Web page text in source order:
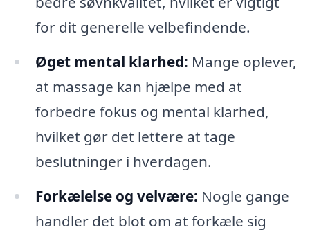
for dit generelle velbefindende.
Øget mental klarhed: Mange oplever,
at massage kan hjælpe med at
forbedre fokus og mental klarhed,
hvilket gør det lettere at tage
beslutninger i hverdagen.
Forkælelse og velvære: Nogle gange
handler det blot om at forkæle sig